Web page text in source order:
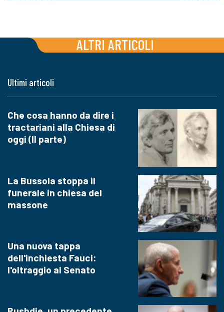
ALTRI ARTICOLI
Ultimi articoli
Che cosa hanno da dire i
tractariani alla Chiesa di
oggi (II parte)
La Bussola stoppa il
funerale in chiesa del
massone
Una nuova tappa
dell'inchiesta Fauci:
l'oltraggio al Senato